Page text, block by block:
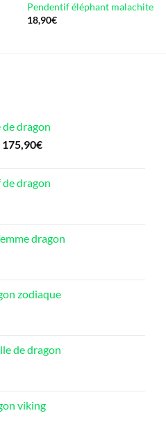
Pendentif éléphant malachite
18,90€
dragon
175,90€Plage
149,90€
dragon
dragon
zodiaque
de dragon
viking